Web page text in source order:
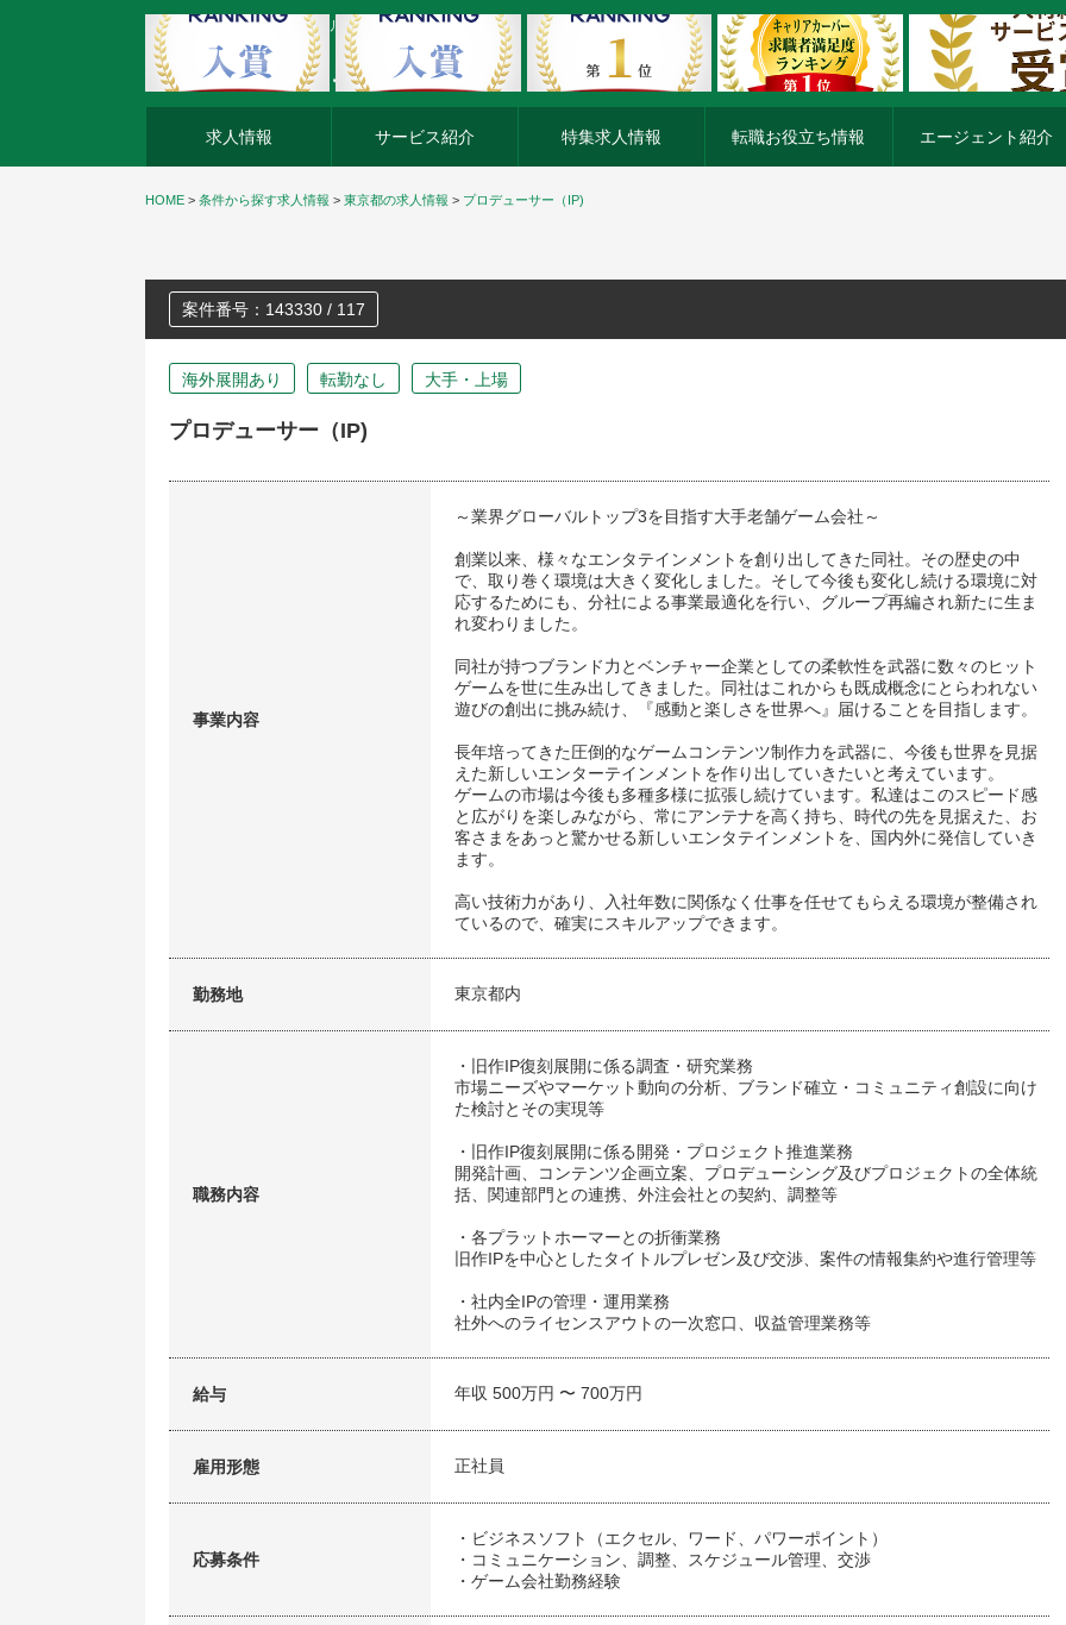
外資系企業の転職・キャリア転職ならアージスジャパン
求人情報 サービス紹介 特集求人情報 転職お役立ち情報 エージェント紹介
HOME > 条件から探す求人情報 > 東京都の求人情報 > プロデューサー（IP)
案件番号：143330 / 117
海外展開あり 転勤なし 大手・上場
プロデューサー（IP)
事業内容
～業界グローバルトップ3を目指す大手老舗ゲーム会社～
創業以来、様々なエンタテインメントを創り出してきた同社。その歴史の中
で、取り巻く環境は大きく変化しました。そして今後も変化し続ける環境に対
応するためにも、分社による事業最適化を行い、グループ再編され新たに生ま
れ変わりました。
同社が持つブランド力とベンチャー企業としての柔軟性を武器に数々のヒット
ゲームを世に生み出してきました。同社はこれからも既成概念にとらわれない
遊びの創出に挑み続け、『感動と楽しさを世界へ』届けることを目指します。
長年培ってきた圧倒的なゲームコンテンツ制作力を武器に、今後も世界を見据
えた新しいエンターテインメントを作り出していきたいと考えています。
ゲームの市場は今後も多種多様に拡張し続けています。私達はこのスピード感
と広がりを楽しみながら、常にアンテナを高く持ち、時代の先を見据えた、お
客さまをあっと驚かせる新しいエンタテインメントを、国内外に発信していき
ます。
高い技術力があり、入社年数に関係なく仕事を任せてもらえる環境が整備され
ているので、確実にスキルアップできます。
勤務地 東京都内
職務内容
・旧作IP復刻展開に係る調査・研究業務
市場ニーズやマーケット動向の分析、ブランド確立・コミュニティ創設に向け
た検討とその実現等
・旧作IP復刻展開に係る開発・プロジェクト推進業務
開発計画、コンテンツ企画立案、プロデューシング及びプロジェクトの全体統
括、関連部門との連携、外注会社との契約、調整等
・各プラットホーマーとの折衝業務
旧作IPを中心としたタイトルプレゼン及び交渉、案件の情報集約や進行管理等
・社内全IPの管理・運用業務
社外へのライセンスアウトの一次窓口、収益管理業務等
給与 年収 500万円 〜 700万円
雇用形態 正社員
応募条件
・ビジネスソフト（エクセル、ワード、パワーポイント）
・コミュニケーション、調整、スケジュール管理、交渉
・ゲーム会社勤務経験